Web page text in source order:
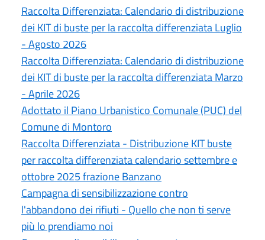
Raccolta Differenziata: Calendario di distribuzione
dei KIT di buste per la raccolta differenziata Luglio
- Agosto 2026
Raccolta Differenziata: Calendario di distribuzione
dei KIT di buste per la raccolta differenziata Marzo
- Aprile 2026
Adottato il Piano Urbanistico Comunale (PUC) del
Comune di Montoro
Raccolta Differenziata - Distribuzione KIT buste
per raccolta differenziata calendario settembre e
ottobre 2025 frazione Banzano
Campagna di sensibilizzazione contro
l'abbandono dei rifiuti - Quello che non ti serve
più lo prendiamo noi